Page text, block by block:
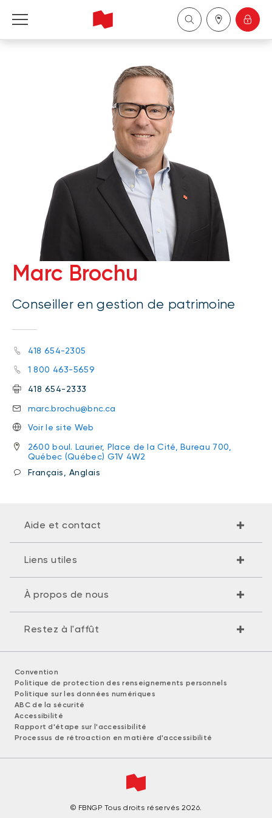
Marc Brochu
Conseiller en gestion de patrimoine
418 654-2305
1 800 463-5659
418 654-2333
marc.brochu@bnc.ca
Voir le site Web
2600 boul. Laurier, Place de la Cité, Bureau 700,
Québec (Québec) G1V 4W2
Français, Anglais
Aide et contact
Liens utiles
À propos de nous
Restez à l'affût
Convention
Politique de protection des renseignements personnels
Politique sur les données numériques
ABC de la sécurité
Accessibilité
Rapport d'étape sur l'accessibilité
Processus de rétroaction en matière d'accessibilité
© FBNGP Tous droits réservés 2026.